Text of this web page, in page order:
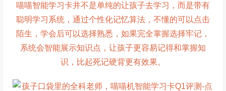
喵喵智能学习卡并不是单纯的让孩子去学习，而是带有
聪明学习系统，通过个性化记忆算法，不懂的可以点击
陌生，学会后可以选择熟悉，如果完全掌握选择牢记，
系统会智能展示知识点，让孩子更容易记得和掌握知
识，比起死记硬背更有效果。